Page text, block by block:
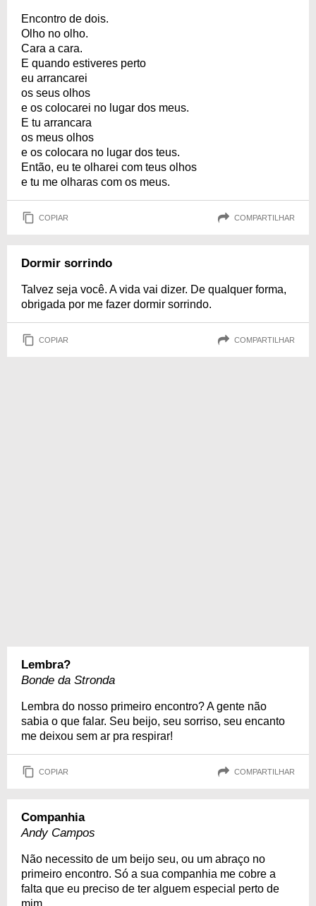
Encontro de dois.
Olho no olho.
Cara a cara.
E quando estiveres perto
eu arrancarei
os seus olhos
e os colocarei no lugar dos meus.
E tu arrancara
os meus olhos
e os colocara no lugar dos teus.
Então, eu te olharei com teus olhos
e tu me olharas com os meus.
COPIAR COMPARTILHAR
Dormir sorrindo
Talvez seja você. A vida vai dizer. De qualquer forma,
obrigada por me fazer dormir sorrindo.
COPIAR COMPARTILHAR
Lembra?
Bonde da Stronda
Lembra do nosso primeiro encontro? A gente não
sabia o que falar. Seu beijo, seu sorriso, seu encanto
me deixou sem ar pra respirar!
COPIAR COMPARTILHAR
Companhia
Andy Campos
Não necessito de um beijo seu, ou um abraço no
primeiro encontro. Só a sua companhia me cobre a
falta que eu preciso de ter alguem especial perto de
mim.